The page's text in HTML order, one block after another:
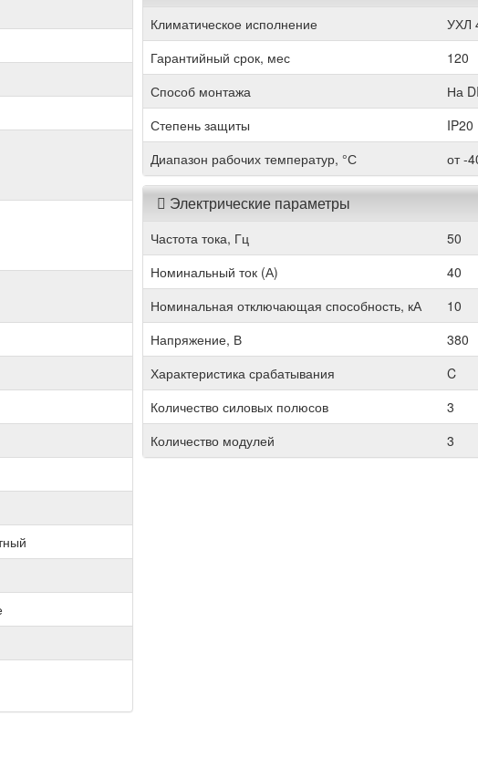
Климатическое исполнение
УХЛ
Гарантийный срок, мес
120
Способ монтажа
На
Степень защиты
IP20
Диапазон рабочих температур, °С
от -
Электрические параметры
Частота тока, Гц
50
Номинальный ток (А)
40
Номинальная отключающая способность, кА
10
Напряжение, В
380
Характеристика срабатывания
C
Количество силовых полюсов
3
Количество модулей
3